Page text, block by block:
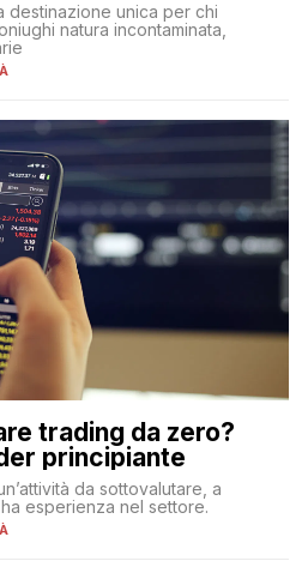
destinazione unica per chi
natura incontaminata,
trading da zero?
principiante
da sottovalutare, a
esperienza nel settore.